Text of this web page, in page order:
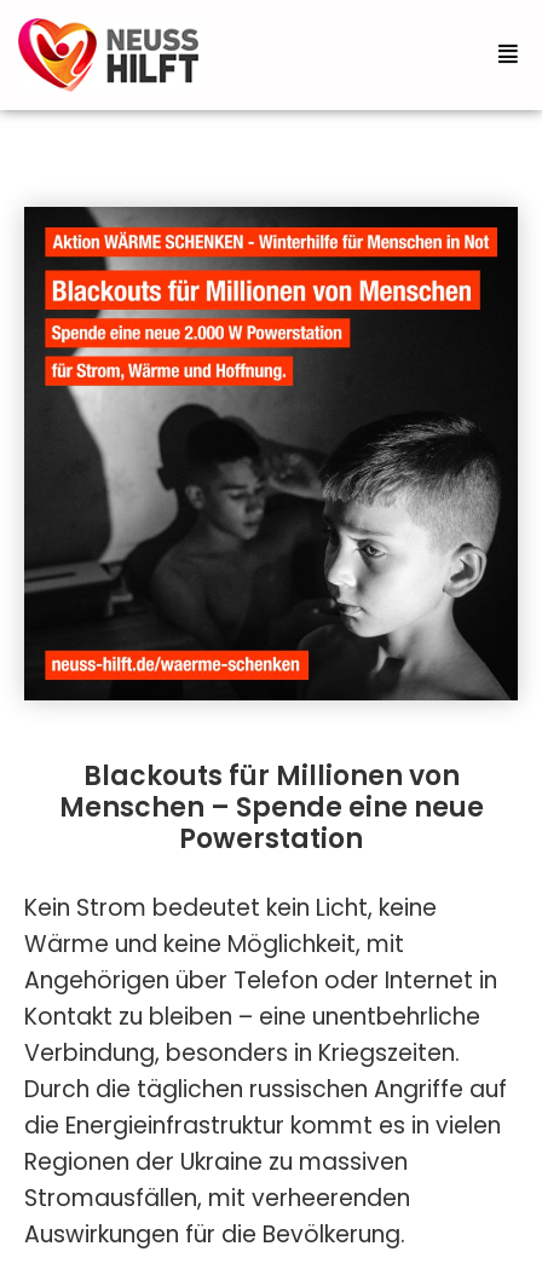
Blackouts für Millionen von
Menschen – Spende eine neue
Powerstation
Kein Strom bedeutet kein Licht, keine
Wärme und keine Möglichkeit, mit
Angehörigen über Telefon oder Internet in
Kontakt zu bleiben – eine unentbehrliche
Verbindung, besonders in Kriegszeiten.
Durch die täglichen russischen Angriffe auf
die Energieinfrastruktur kommt es in vielen
Regionen der Ukraine zu massiven
Stromausfällen, mit verheerenden
Auswirkungen für die Bevölkerung.